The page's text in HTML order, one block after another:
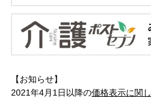
【お知らせ】
2021年4月1日以降の価格表示に関